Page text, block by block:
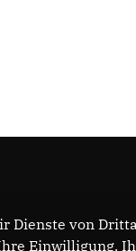
Dienste von
Einwilligung.